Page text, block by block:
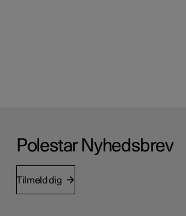
Polestar Nyhedsbrev
Tilmeld dig